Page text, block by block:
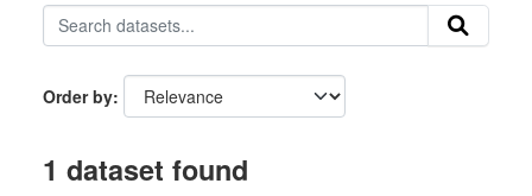
Order by
1 dataset found